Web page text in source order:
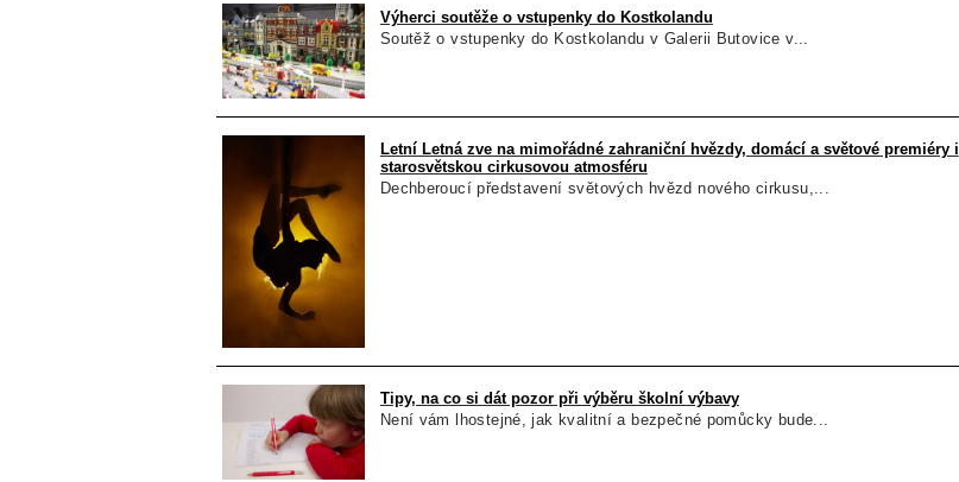
Výherci soutěže o vstupenky do Kostkolandu
Soutěž o vstupenky do Kostkolandu v Galerii Butovice v...
Letní Letná zve na mimořádné zahraniční hvězdy, domácí a světové premiéry i
starosvětskou cirkusovou atmosféru
Dechberoucí představení světových hvězd nového cirkusu,...
Tipy, na co si dát pozor při výběru školní výbavy
Není vám lhostejné, jak kvalitní a bezpečné pomůcky bude...